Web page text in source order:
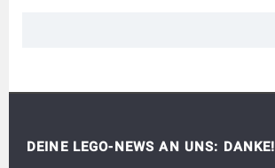
DEINE LEGO-NEWS AN UNS: DANKE!